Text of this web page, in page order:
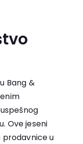
Bang &
Ove jeseni
u